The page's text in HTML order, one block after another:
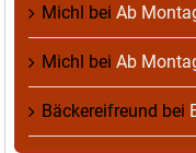
Michl bei Ab
Michl bei Ab
Bäckereifreund bei